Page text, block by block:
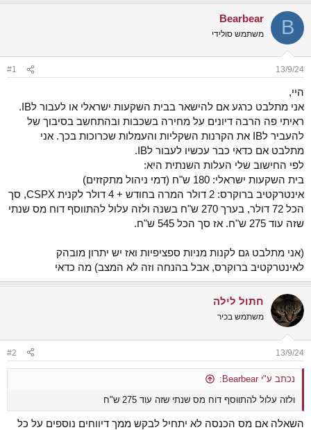
ש
א
א
ר
ך
B
Bearbear
משתמש סולידי
13/9/24
#1
היי,
אני מתלבט כרגע אם להישאר בבית השקעות ישראלי או לעבור לIB.
ראיתי פה הרבה דיונים על מחירה בשכבות ובהתחשב בסיבוך של
להעביר לIB את הקרנות השקליות והעמלות שכרוכות בכך. אני
מתלבט אם כדאי כבר עכשיו לעבור לIB.
לפי החישוב שלי העלות השנתית היא:
בית השקעות ישראלי: 180 ש"ח (דמי ניהול מתקזזים)
אינטרקטיב ברוקרס: 2 דולר המרה בחודש + 4 דולר לקנית CSPX, סך
הכל 72 דולר, בערך 270 ש"ח בשנה ולזה עלול להתווסף דוח מס שנתי
שזה עוד 275 ש"ח. אז סך הכל 545 ש"ח.
(אני מתלבט גם לקנות מניות ספציפיות ואז יש יתרון מובהק
לאינטרקטיב ברוקרס, אבל בהנחה וזה לא המצב) מה כדאי
חתול לילה
משתמש בכיר
13/9/24
#2
נכתב ע"י Bearbear:
ולזה עלול להתווסף דוח מס שנתי שזה עוד 275 ש"ח
השאלה אם מס הכנסה לא יתחיל לבקש ממך דיווחים נוספים על כל